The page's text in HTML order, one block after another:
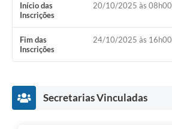
Início das
Inscrições
20/10/2025 às 08h00
Fim das
Inscrições
24/10/2025 às 16h00
Secretarias Vinculadas